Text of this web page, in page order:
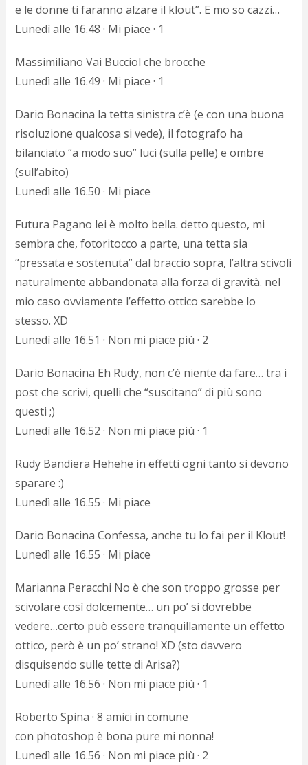
e le donne ti faranno alzare il klout”. E mo so cazzi…
Lunedì alle 16.48 · Mi piace · 1
Massimiliano Vai Bucciol che brocche
Lunedì alle 16.49 · Mi piace · 1
Dario Bonacina la tetta sinistra c’è (e con una buona
risoluzione qualcosa si vede), il fotografo ha
bilanciato “a modo suo” luci (sulla pelle) e ombre
(sull’abito)
Lunedì alle 16.50 · Mi piace
Futura Pagano lei è molto bella. detto questo, mi
sembra che, fotoritocco a parte, una tetta sia
“pressata e sostenuta” dal braccio sopra, l’altra scivoli
naturalmente abbandonata alla forza di gravità. nel
mio caso ovviamente l’effetto ottico sarebbe lo
stesso. XD
Lunedì alle 16.51 · Non mi piace più · 2
Dario Bonacina Eh Rudy, non c’è niente da fare… tra i
post che scrivi, quelli che “suscitano” di più sono
questi ;)
Lunedì alle 16.52 · Non mi piace più · 1
Rudy Bandiera Hehehe in effetti ogni tanto si devono
sparare :)
Lunedì alle 16.55 · Mi piace
Dario Bonacina Confessa, anche tu lo fai per il Klout!
Lunedì alle 16.55 · Mi piace
Marianna Peracchi No è che son troppo grosse per
scivolare così dolcemente… un po’ si dovrebbe
vedere…certo può essere tranquillamente un effetto
ottico, però è un po’ strano! XD (sto davvero
disquisendo sulle tette di Arisa?)
Lunedì alle 16.56 · Non mi piace più · 1
Roberto Spina · 8 amici in comune
con photoshop è bona pure mi nonna!
Lunedì alle 16.56 · Non mi piace più · 2